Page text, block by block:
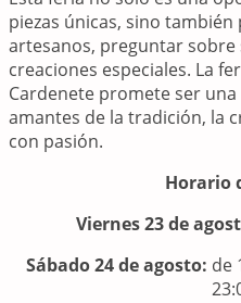
piezas únicas, sino
artesanos, preguntar sobre
creaciones especiales. La
Cardenete promete ser
amantes de la tradición, la
con pasión.
Horario
Viernes 23 de
Sábado 24 de agosto: de